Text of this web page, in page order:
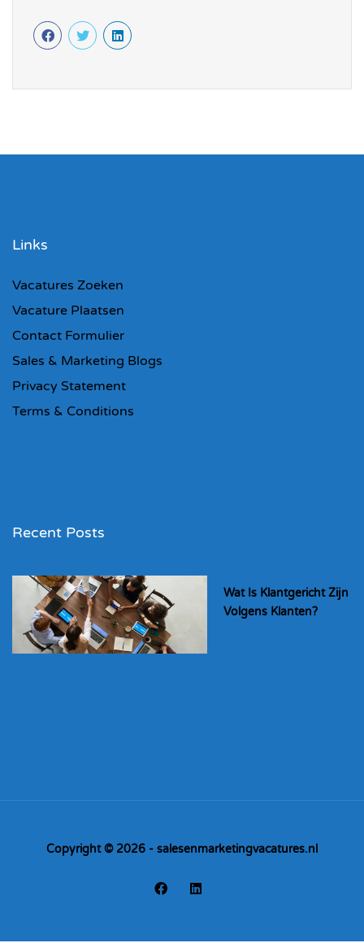
Links
Vacatures Zoeken
Vacature Plaatsen
Contact Formulier
Sales & Marketing Blogs
Privacy Statement
Terms & Conditions
Recent Posts
Wat Is Klantgericht Zijn
Volgens Klanten?
Copyright © 2026 - salesenmarketingvacatures.nl